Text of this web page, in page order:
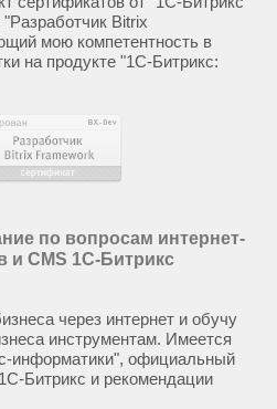
Bitrix
мою компетентность в
на продукте "1С-Битрикс:
по вопросам интернет-
и CMS 1С-Битрикс
через интернет и обучу
инструментам. Имеется
информатики", официальный
Битрикс и рекомендации